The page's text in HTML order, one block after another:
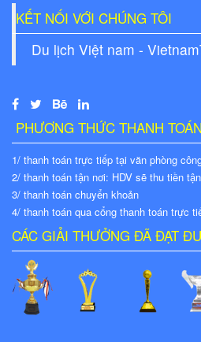
KẾT NỐI VỚI CHÚNG TÔI
Du lịch Việt nam -
PHƯƠNG THỨC THANH TOÁN
1/ thanh toán trực tiếp tại văn phòng
2/ thanh toán tận nơi: HDV sẽ thu tiền
3/ thanh toán chuyển khoản
4/ thanh toán qua cổng thanh toán trực
CÁC GIẢI THƯỞNG ĐÃ ĐẠT